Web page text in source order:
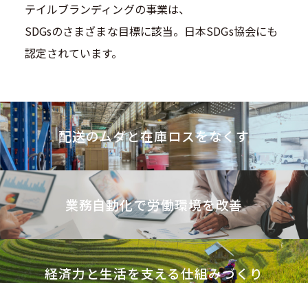
テイルブランディングの事業は、
SDGsのさまざまな目標に該当。日本SDGs協会にも
認定されています。
配送のムダと在庫ロスをなくす
業務自動化で労働環境を改善
経済力と生活を支える仕組みづくり